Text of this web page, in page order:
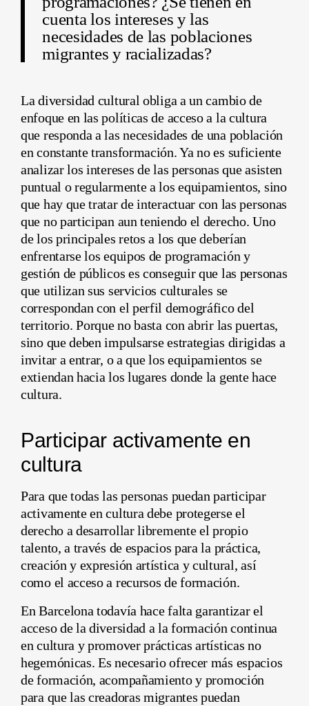
cuenta los intereses y las
necesidades de las poblaciones
migrantes y racializadas?
La diversidad cultural obliga a un cambio de
enfoque en las políticas de acceso a la cultura
que responda a las necesidades de una población
en constante transformación. Ya no es suficiente
analizar los intereses de las personas que asisten
puntual o regularmente a los equipamientos, sino
que hay que tratar de interactuar con las personas
que no participan aun teniendo el derecho. Uno
de los principales retos a los que deberían
enfrentarse los equipos de programación y
gestión de públicos es conseguir que las personas
que utilizan sus servicios culturales se
correspondan con el perfil demográfico del
territorio. Porque no basta con abrir las puertas,
sino que deben impulsarse estrategias dirigidas a
invitar a entrar, o a que los equipamientos se
extiendan hacia los lugares donde la gente hace
cultura.
Participar activamente en
cultura
Para que todas las personas puedan participar
activamente en cultura debe protegerse el
derecho a desarrollar libremente el propio
talento, a través de espacios para la práctica,
creación y expresión artística y cultural, así
como el acceso a recursos de formación.
En Barcelona todavía hace falta garantizar el
acceso de la diversidad a la formación continua
en cultura y promover prácticas artísticas no
hegemónicas. Es necesario ofrecer más espacios
de formación, acompañamiento y promoción
para que las creadoras migrantes puedan